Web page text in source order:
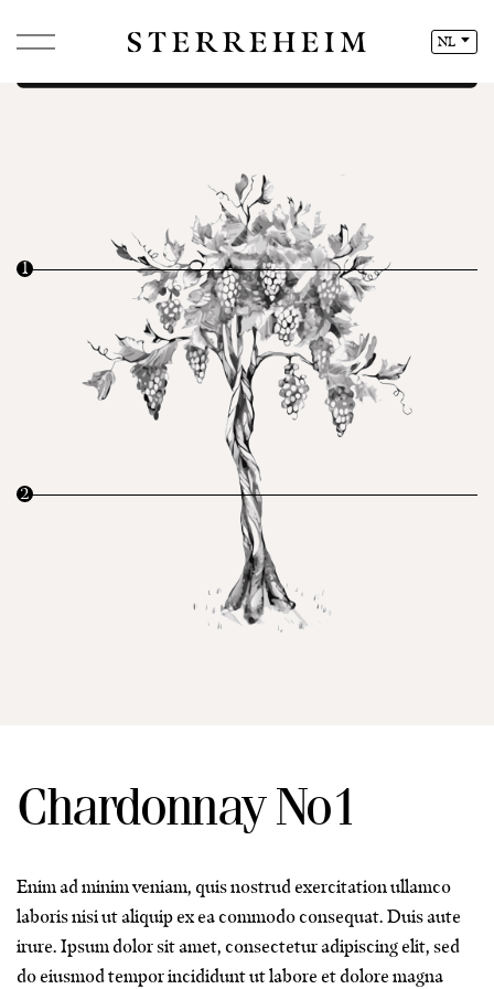
NL
1
2
Chardonnay No1
Enim ad minim veniam, quis nostrud exercitation ullamco
laboris nisi ut aliquip ex ea commodo consequat. Duis aute
irure. Ipsum dolor sit amet, consectetur adipiscing elit, sed
do eiusmod tempor incididunt ut labore et dolore magna
JA NEE